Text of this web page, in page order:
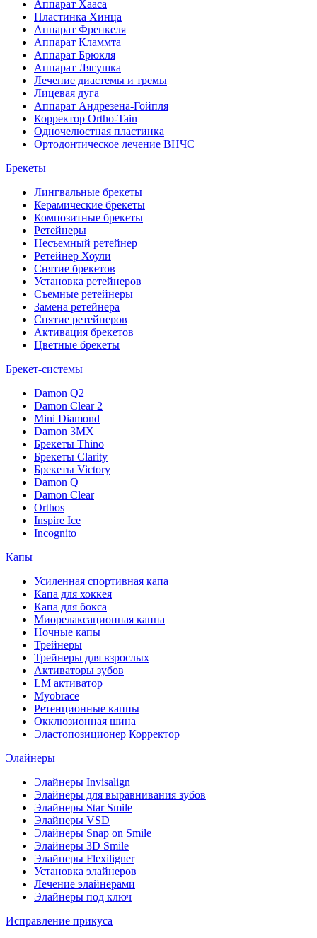
Аппарат Хааса
Пластинка Хинца
Аппарат Френкеля
Аппарат Кламмта
Аппарат Брюкля
Аппарат Лягушка
Лечение диастемы и тремы
Лицевая дуга
Аппарат Андрезена-Гойпля
Корректор Ortho-Tain
Одночелюстная пластинка
Ортодонтическое лечение ВНЧС
Брекеты
Лингвальные брекеты
Керамические брекеты
Композитные брекеты
Ретейнеры
Несъемный ретейнер
Ретейнер Хоули
Снятие брекетов
Установка ретейнеров
Съемные ретейнеры
Замена ретейнера
Снятие ретейнеров
Активация брекетов
Цветные брекеты
Брекет-системы
Damon Q2
Damon Clear 2
Mini Diamond
Damon 3MX
Брекеты Thino
Брекеты Clarity
Брекеты Victory
Damon Q
Damon Clear
Orthos
Inspire Ice
Incognito
Капы
Усиленная спортивная капа
Капа для хоккея
Капа для бокса
Миорелаксационная каппа
Ночные капы
Трейнеры
Трейнеры для взрослых
Активаторы зубов
LM активатор
Myobrace
Ретенционные каппы
Окклюзионная шина
Эластопозиционер Корректор
Элайнеры
Элайнеры Invisalign
Элайнеры для выравнивания зубов
Элайнеры Star Smile
Элайнеры VSD
Элайнеры Snap on Smile
Элайнеры 3D Smile
Элайнеры Flexiligner
Установка элайнеров
Лечение элайнерами
Элайнеры под ключ
Исправление прикуса